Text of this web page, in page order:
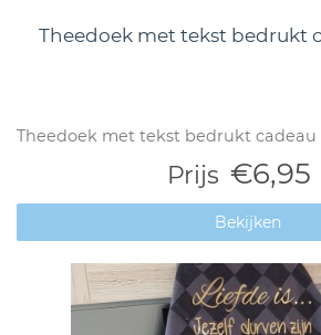
Theedoek met tekst bedrukt
Theedoek met tekst bedrukt cadeau
Prijs €6,95
Bekijken